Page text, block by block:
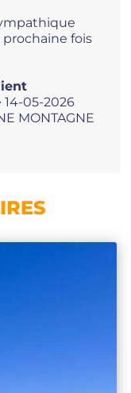
fois
05-2026
MONTAGNE